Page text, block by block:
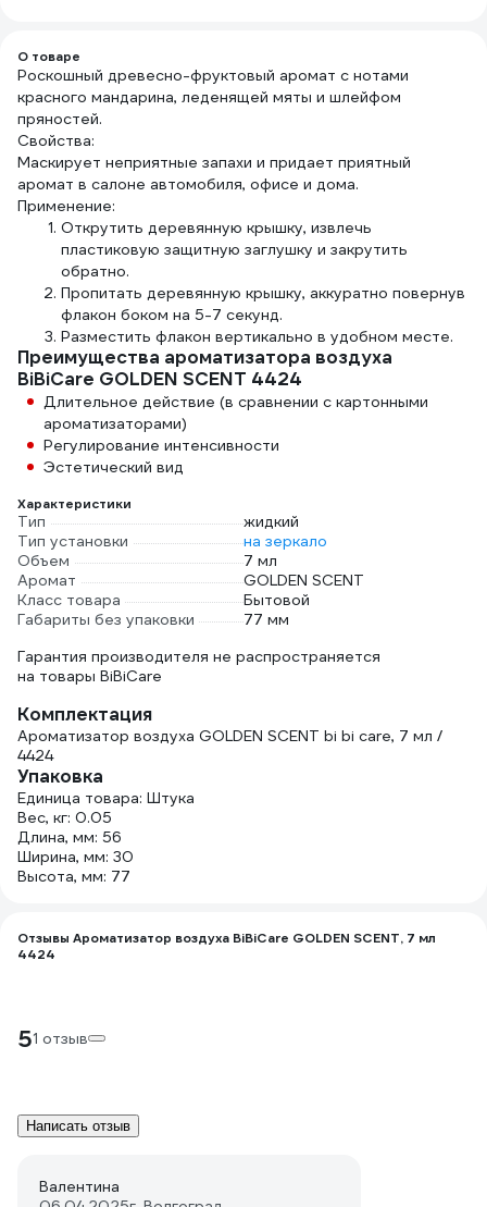
О товаре
Роскошный древесно-фруктовый аромат с нотами
красного мандарина, леденящей мяты и шлейфом
пряностей.
Свойства:
Маскирует неприятные запахи и придает приятный
аромат в салоне автомобиля, офисе и дома.
Применение:
Открутить деревянную крышку, извлечь
пластиковую защитную заглушку и закрутить
обратно.
Пропитать деревянную крышку, аккуратно повернув
флакон боком на 5-7 секунд.
Разместить флакон вертикально в удобном месте.
Преимущества ароматизатора воздуха
BiBiCare GOLDEN SCENT 4424
Длительное действие (в сравнении с картонными
ароматизаторами)
Регулирование интенсивности
Эстетический вид
Характеристики
Тип
жидкий
Тип установки
на зеркало
Объем
7 мл
Аромат
GOLDEN SCENT
Класс товара
Бытовой
Габариты без упаковки
77 мм
Гарантия производителя не распространяется
на товары BiBiCare
Комплектация
Ароматизатор воздуха GOLDEN SCENT bi bi care, 7 мл /
4424
Упаковка
Единица товара: Штука
Вес, кг: 0.05
Длина, мм: 56
Ширина, мм: 30
Высота, мм: 77
Отзывы Ароматизатор воздуха BiBiCare GOLDEN SCENT, 7 мл
4424
51 отзыв
Написать отзыв
Валентина